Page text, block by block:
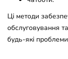
Ці методи
обслуговування
будь-які проблеми